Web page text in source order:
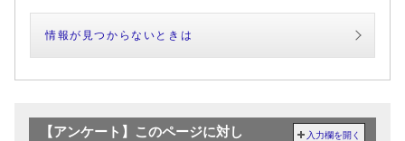
情報が見つからないときは
【アンケート】このページに対し
入力欄を開く